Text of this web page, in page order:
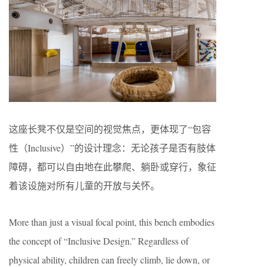
这座长凳不仅是空间的视觉焦点，更体现了“包容
性（Inclusive）”的设计理念：无论孩子是否有肢体
障碍，都可以自由地在此攀爬、躺卧或穿行，象征
着该设施对所有儿童的开放与关怀。
More than just a visual focal point, this bench embodies
the concept of “Inclusive Design.” Regardless of
physical ability, children can freely climb, lie down, or